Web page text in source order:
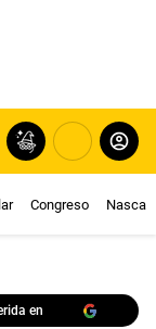
Congreso Nasca
en